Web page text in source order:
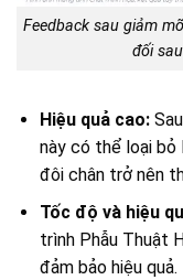
Feedback sau giảm
đối
Hiệu quả cao:
này có thể loại bỏ
đôi chân trở nên
Tốc độ và hiệu
trình Phẫu Thuật
đảm bảo hiệu quả.